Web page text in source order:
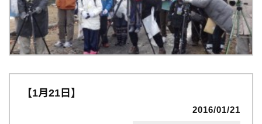
【1月21日】
2016/01/21